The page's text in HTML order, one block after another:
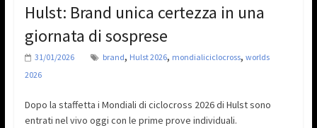
Hulst: Brand unica certezza in una
giornata di sosprese
31/01/2026 brand, Hulst 2026, mondialiciclocross, worlds
2026
Dopo la staffetta i Mondiali di ciclocross 2026 di Hulst sono
entrati nel vivo oggi con le prime prove individuali.